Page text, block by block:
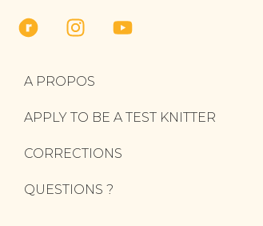
A PROPOS
APPLY TO BE A TEST KNITTER
CORRECTIONS
QUESTIONS ?